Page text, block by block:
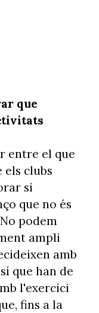
que
entre el que
els clubs
si
que no és
podem
ampli
amb
que han de
l'exercici
fins a la